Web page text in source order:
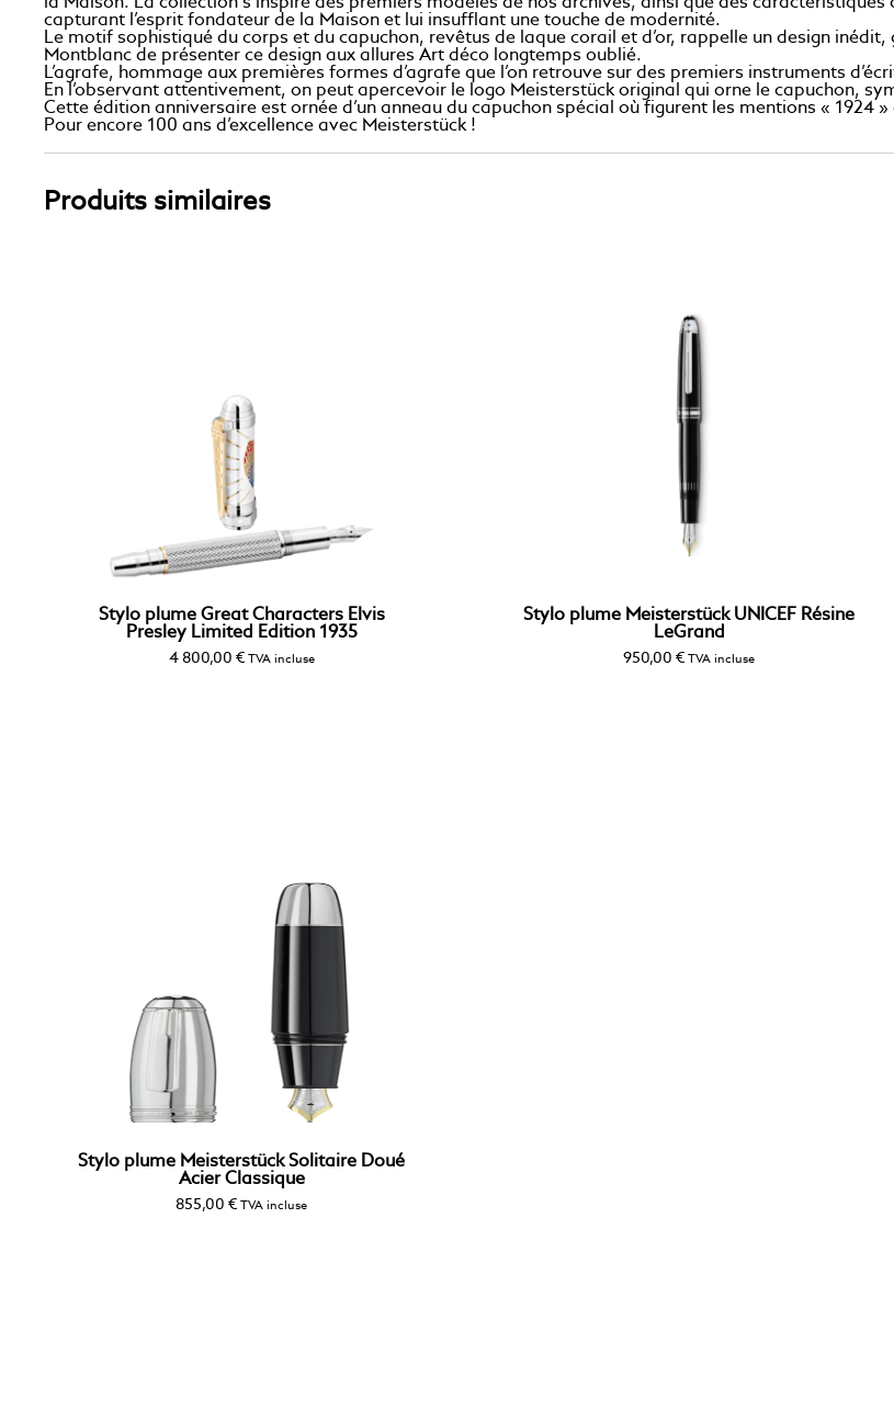
capturant l’esprit fondateur de la Maison et lui insufflant une touche de modernité.
Le motif sophistiqué du corps et du capuchon, revêtus de laque corail et d’or, rappelle un design
Montblanc de présenter ce design aux allures Art déco longtemps oublié.
L’agrafe, hommage aux premières formes d’agrafe que l’on retrouve sur des premiers instruments
En l’observant attentivement, on peut apercevoir le logo Meisterstück original qui orne le capuchon,
Cette édition anniversaire est ornée d’un anneau du capuchon spécial où figurent les mentions « 1924 »
Pour encore 100 ans d’excellence avec Meisterstück !
Produits similaires
Stylo plume Great Characters Elvis
Presley Limited Edition 1935
4 800,00 € TVA incluse
Stylo plume Meisterstück UNICEF Résine
LeGrand
950,00€ TVA incluse
Stylo plume Meisterstück Solitaire Doué
Acier Classique
855,00 € TVA incluse